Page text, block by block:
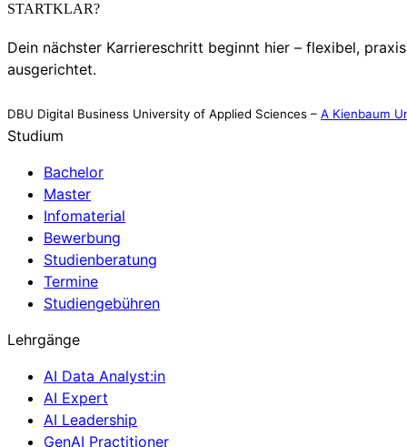
STARTKLAR?
Dein nächster Karriereschritt beginnt hier – flexibel,
ausgerichtet.
DBU Digital Business University of Applied Sciences – A Kienbaum
Studium
Bachelor
Master
Infomaterial
Bewerbung
Studienberatung
Termine
Studiengebühren
Lehrgänge
AI Data Analyst:in
AI Expert
AI Leadership
GenAI Practitioner